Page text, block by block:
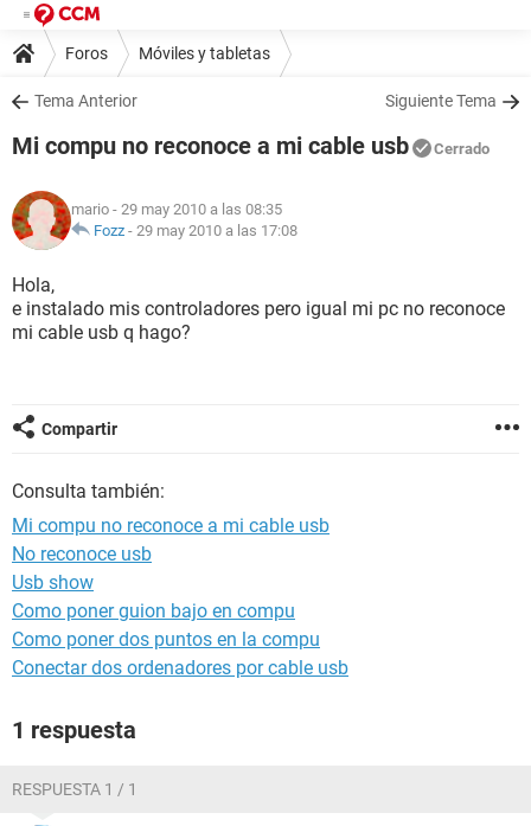
Foros Móviles y tabletas
Tema Anterior Siguiente Tema
Mi compu no reconoce a mi cable usb Cerrado
mario - 29 may 2010 a las 08:35
Fozz - 29 may 2010 a las 17:08
Hola,
e instalado mis controladores pero igual mi pc no reconoce
mi cable usb q hago?
Compartir
Consulta también:
Mi compu no reconoce a mi cable usb
No reconoce usb
Usb show
Como poner guion bajo en compu
Como poner dos puntos en la compu
Conectar dos ordenadores por cable usb
1 respuesta
RESPUESTA 1 / 1